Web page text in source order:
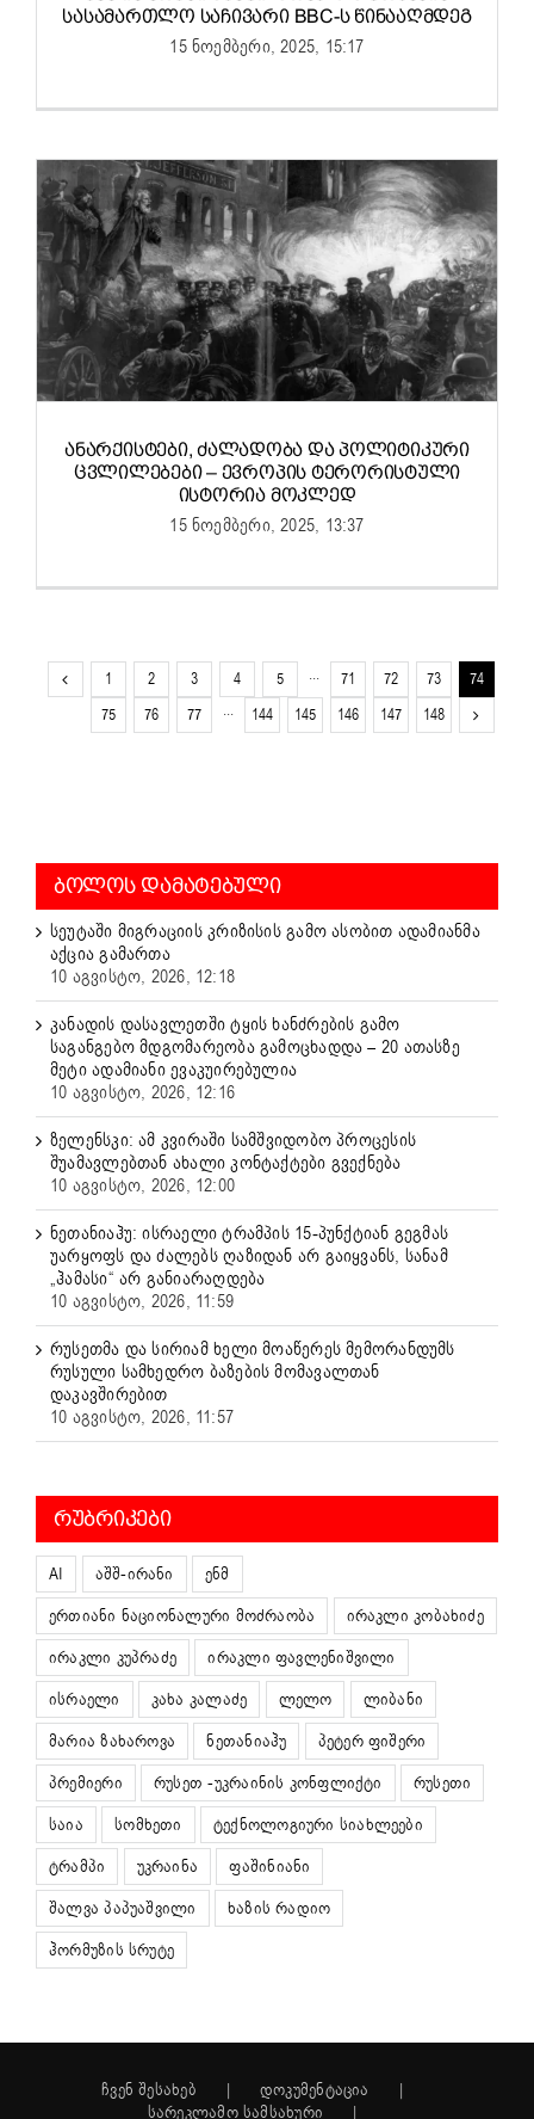
ᲡᲐᲡᲐᲛᲐᲠᲗᲚᲝ ᲡᲐᲩᲘᲕᲐᲠᲘ BBC-Ს ᲬᲘᲜᲐᲐᲦᲛᲓᲔᲒ
15 ნოემბერი, 2025, 15:17
ᲐᲜᲐᲠᲥᲘᲡᲢᲔᲑᲘ, ᲫᲐᲚᲐᲓᲝᲑᲐ ᲓᲐ ᲞᲝᲚᲘᲢᲘᲙᲣᲠᲘ
ᲪᲕᲚᲘᲚᲔᲑᲔᲑᲘ – ᲔᲕᲠᲝᲞᲘᲡ ᲢᲔᲠᲝᲠᲘᲡᲢᲣᲚᲘ
ᲘᲡᲢᲝᲠᲘᲐ ᲛᲝᲙᲚᲔᲓ
15 ნოემბერი, 2025, 13:37
1 2 3 4 5 ··· 71 72 73
74
75
76 77 ··· 144 145 146 147 148
ᲑᲝᲚᲝᲡ ᲓᲐᲛᲐᲢᲔᲑᲣᲚᲘ
სეუტაში მიგრაციის კრიზისის გამო ასობით ადამიანმა
აქცია გამართა
10 აგვისტო, 2026, 12:18
კანადის დასავლეთში ტყის ხანძრების გამო
საგანგებო მდგომარეობა გამოცხადდა – 20 ათასზე
მეტი ადამიანი ევაკუირებულია
10 აგვისტო, 2026, 12:16
ზელენსკი: ამ კვირაში სამშვიდობო პროცესის
შუამავლებთან ახალი კონტაქტები გვექნება
10 აგვისტო, 2026, 12:00
ნეთანიაჰუ: ისრაელი ტრამპის 15-პუნქტიან გეგმას
უარყოფს და ძალებს ღაზიდან არ გაიყვანს, სანამ
„ჰამასი“ არ განიარაღდება
10 აგვისტო, 2026, 11:59
რუსეთმა და სირიამ ხელი მოაწერეს მემორანდუმს
რუსული სამხედრო ბაზების მომავალთან
დაკავშირებით
10 აგვისტო, 2026, 11:57
ᲠᲣᲑᲠᲘᲙᲔᲑᲘ
AI აშშ-ირანი
ენმ
ერთიანი ნაციონალური მოძრაობა
ირაკლი კობახიძე
ირაკლი კუპრაძე
ირაკლი ფავლენიშვილი
ისრაელი
კახა კალაძე ლელო
ლიბანი
მარია ზახაროვა
ნეთანიაჰუ
პეტერ ფიშერი
პრემიერი
რუსეთ -უკრაინის კონფლიქტი
რუსეთი
საია
სომხეთი
ტექნოლოგიური სიახლეები
ტრამპი
უკრაინა
ფაშინიანი
შალვა პაპუაშვილი
ხაზის რადიო
ჰორმუზის სრუტე
ჩვენ შესახებ
დოკუმენტაცია
სარეკლამო სამსახური